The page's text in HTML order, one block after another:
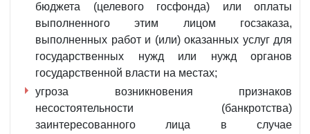
бюджета (целевого госфонда) или оплаты
выполненного этим лицом госзаказа,
выполненных работ и (или) оказанных услуг для
государственных нужд или нужд органов
государственной власти на местах;
угроза возникновения признаков
несостоятельности (банкротства)
заинтересованного лица в случае